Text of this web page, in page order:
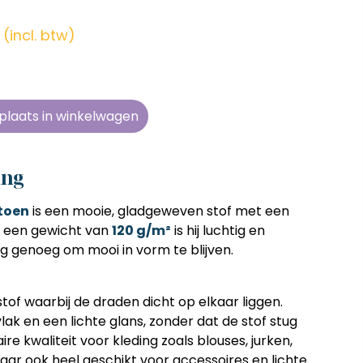
(incl. btw)
plaats in winkelwagen
is een mooie, gladgeweven stof met een
gewicht van120 g/m² is hij luchtig en
genoeg om mooi in vorm te blijven.
waarbij de draden dicht op elkaar liggen.
en een lichte glans, zonder dat de stof stug
kwaliteit voor kleding zoals blouses, jurken,
zonder
tijd
en
zonder
tijd
en
zonder
tijd
en
zonder
tijd
en